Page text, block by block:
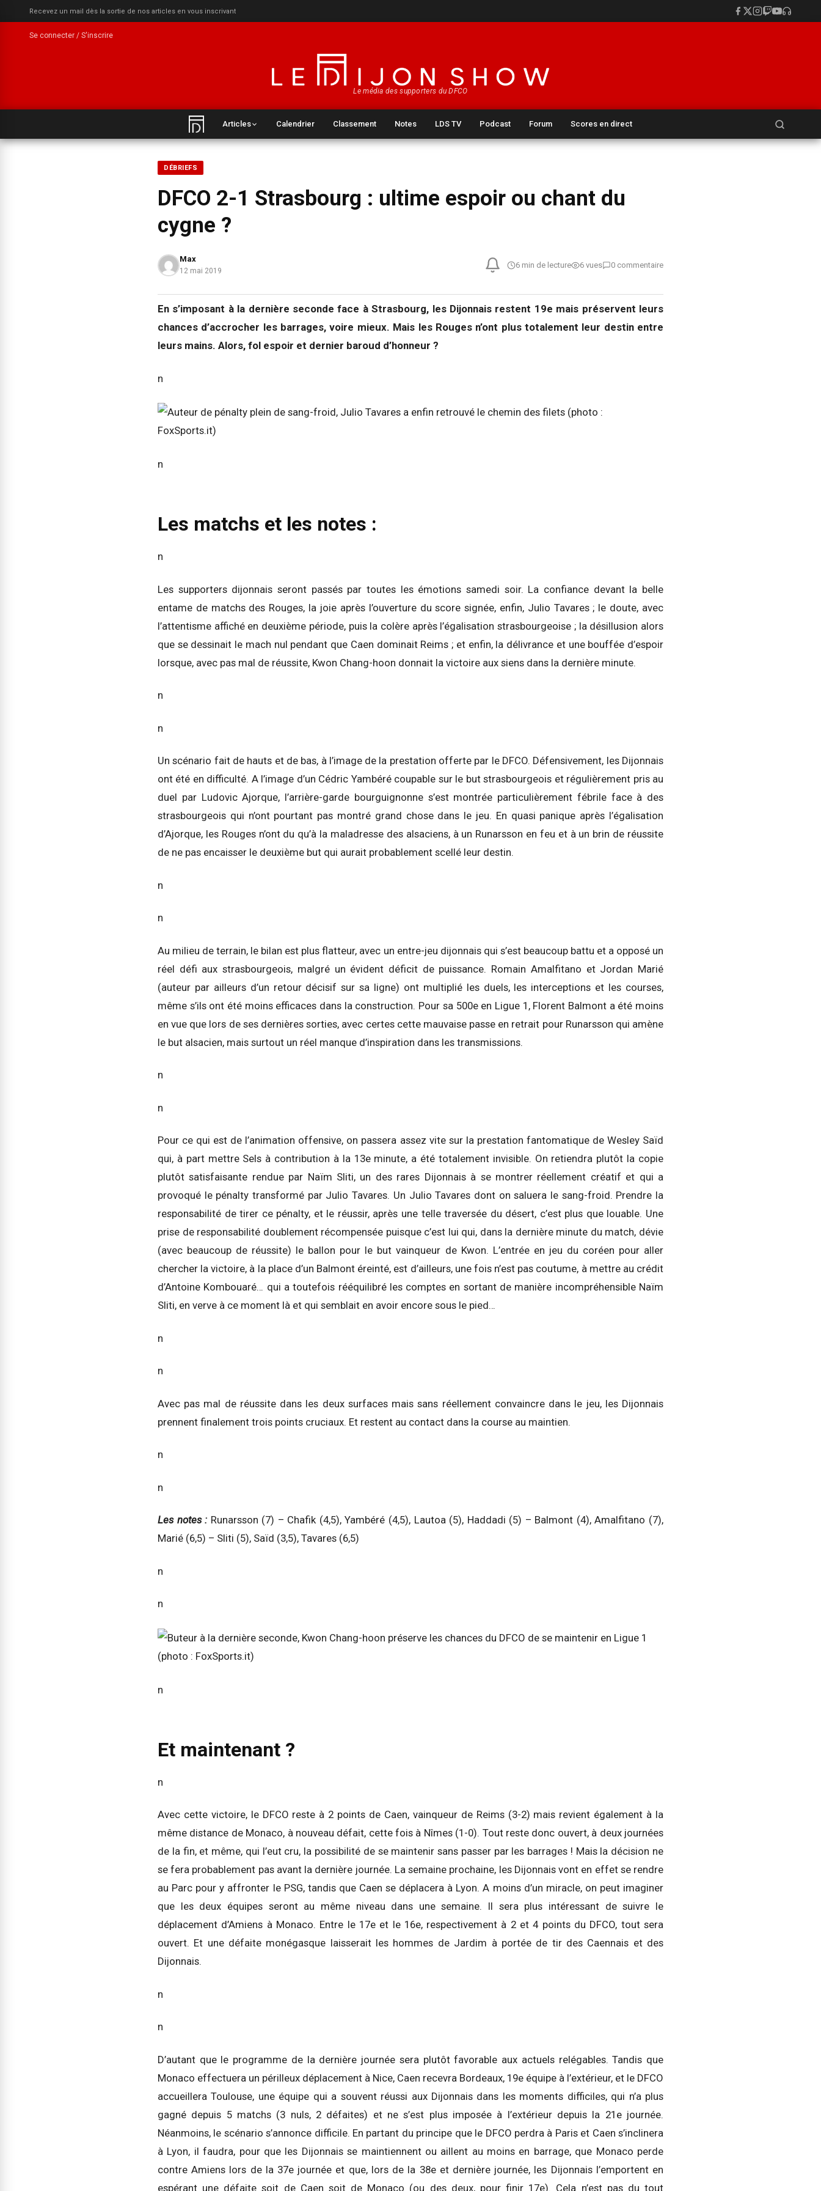
Recevez un mail dès la sortie de nos articles en vous inscrivant
Se connecter / S'inscrire
Le média des supporters du DFCO
Articles Calendrier Classement Notes LDS TV Podcast Forum Scores en direct
DÉBRIEFS
DFCO 2-1 Strasbourg : ultime espoir ou chant du
cygne ?
Max
12 mai 2019
6 min de lecture 6 vues 0 commentaire
En s’imposant à la dernière seconde face à Strasbourg, les Dijonnais restent 19e mais préservent leurs
chances d’accrocher les barrages, voire mieux. Mais les Rouges n’ont plus totalement leur destin entre
leurs mains. Alors, fol espoir et dernier baroud d’honneur ?
n
n
Les matchs et les notes :
n
Les supporters dijonnais seront passés par toutes les émotions samedi soir. La confiance devant la belle
entame de matchs des Rouges, la joie après l’ouverture du score signée, enfin, Julio Tavares ; le doute, avec
l’attentisme affiché en deuxième période, puis la colère après l’égalisation strasbourgeoise ; la désillusion alors
que se dessinait le mach nul pendant que Caen dominait Reims ; et enfin, la délivrance et une bouffée d’espoir
lorsque, avec pas mal de réussite, Kwon Chang-hoon donnait la victoire aux siens dans la dernière minute.
n
n
Un scénario fait de hauts et de bas, à l’image de la prestation offerte par le DFCO. Défensivement, les Dijonnais
ont été en difficulté. A l’image d’un Cédric Yambéré coupable sur le but strasbourgeois et régulièrement pris au
duel par Ludovic Ajorque, l’arrière-garde bourguignonne s’est montrée particulièrement fébrile face à des
strasbourgeois qui n’ont pourtant pas montré grand chose dans le jeu. En quasi panique après l’égalisation
d’Ajorque, les Rouges n’ont du qu’à la maladresse des alsaciens, à un Runarsson en feu et à un brin de réussite
de ne pas encaisser le deuxième but qui aurait probablement scellé leur destin.
n
n
Au milieu de terrain, le bilan est plus flatteur, avec un entre-jeu dijonnais qui s’est beaucoup battu et a opposé un
réel défi aux strasbourgeois, malgré un évident déficit de puissance. Romain Amalfitano et Jordan Marié
(auteur par ailleurs d’un retour décisif sur sa ligne) ont multiplié les duels, les interceptions et les courses,
même s’ils ont été moins efficaces dans la construction. Pour sa 500e en Ligue 1, Florent Balmont a été moins
en vue que lors de ses dernières sorties, avec certes cette mauvaise passe en retrait pour Runarsson qui amène
le but alsacien, mais surtout un réel manque d’inspiration dans les transmissions.
n
n
Pour ce qui est de l’animation offensive, on passera assez vite sur la prestation fantomatique de Wesley Saïd
qui, à part mettre Sels à contribution à la 13e minute, a été totalement invisible. On retiendra plutôt la copie
plutôt satisfaisante rendue par Naïm Sliti, un des rares Dijonnais à se montrer réellement créatif et qui a
provoqué le pénalty transformé par Julio Tavares. Un Julio Tavares dont on saluera le sang-froid. Prendre la
responsabilité de tirer ce pénalty, et le réussir, après une telle traversée du désert, c’est plus que louable. Une
prise de responsabilité doublement récompensée puisque c’est lui qui, dans la dernière minute du match, dévie
(avec beaucoup de réussite) le ballon pour le but vainqueur de Kwon. L’entrée en jeu du coréen pour aller
chercher la victoire, à la place d’un Balmont éreinté, est d’ailleurs, une fois n’est pas coutume, à mettre au crédit
d’Antoine Kombouaré… qui a toutefois rééquilibré les comptes en sortant de manière incompréhensible Naïm
Sliti, en verve à ce moment là et qui semblait en avoir encore sous le pied…
n
n
Avec pas mal de réussite dans les deux surfaces mais sans réellement convaincre dans le jeu, les Dijonnais
prennent finalement trois points cruciaux. Et restent au contact dans la course au maintien.
n
n
Les notes : Runarsson (7) – Chafik (4,5), Yambéré (4,5), Lautoa (5), Haddadi (5) – Balmont (4), Amalfitano (7),
Marié (6,5) – Sliti (5), Saïd (3,5), Tavares (6,5)
n
n
n
Et maintenant ?
n
Avec cette victoire, le DFCO reste à 2 points de Caen, vainqueur de Reims (3-2) mais revient également à la
même distance de Monaco, à nouveau défait, cette fois à Nîmes (1-0). Tout reste donc ouvert, à deux journées
de la fin, et même, qui l’eut cru, la possibilité de se maintenir sans passer par les barrages ! Mais la décision ne
se fera probablement pas avant la dernière journée. La semaine prochaine, les Dijonnais vont en effet se rendre
au Parc pour y affronter le PSG, tandis que Caen se déplacera à Lyon. A moins d’un miracle, on peut imaginer
que les deux équipes seront au même niveau dans une semaine. Il sera plus intéressant de suivre le
déplacement d’Amiens à Monaco. Entre le 17e et le 16e, respectivement à 2 et 4 points du DFCO, tout sera
ouvert. Et une défaite monégasque laisserait les hommes de Jardim à portée de tir des Caennais et des
Dijonnais.
n
n
D’autant que le programme de la dernière journée sera plutôt favorable aux actuels relégables. Tandis que
Monaco effectuera un périlleux déplacement à Nice, Caen recevra Bordeaux, 19e équipe à l’extérieur, et le DFCO
accueillera Toulouse, une équipe qui a souvent réussi aux Dijonnais dans les moments difficiles, qui n’a plus
gagné depuis 5 matchs (3 nuls, 2 défaites) et ne s’est plus imposée à l’extérieur depuis la 21e journée.
Néanmoins, le scénario s’annonce difficile. En partant du principe que le DFCO perdra à Paris et Caen s’inclinera
à Lyon, il faudra, pour que les Dijonnais se maintiennent ou aillent au moins en barrage, que Monaco perde
contre Amiens lors de la 37e journée et que, lors de la 38e et dernière journée, les Dijonnais l’emportent en
espérant une défaite soit de Caen soit de Monaco (ou des deux, pour finir 17e). Cela n’est pas du tout